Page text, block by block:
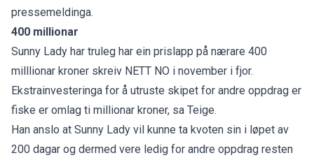
pressemeldinga.
400 millionar
Sunny Lady har truleg har ein prislapp på nærare 400
milllionar kroner skreiv NETT NO i november i fjor.
Ekstrainvesteringa for å utruste skipet for andre oppdrag er
fiske er omlag ti millionar kroner, sa Teige.
Han anslo at Sunny Lady vil kunne ta kvoten sin i løpet av
200 dagar og dermed vere ledig for andre oppdrag resten